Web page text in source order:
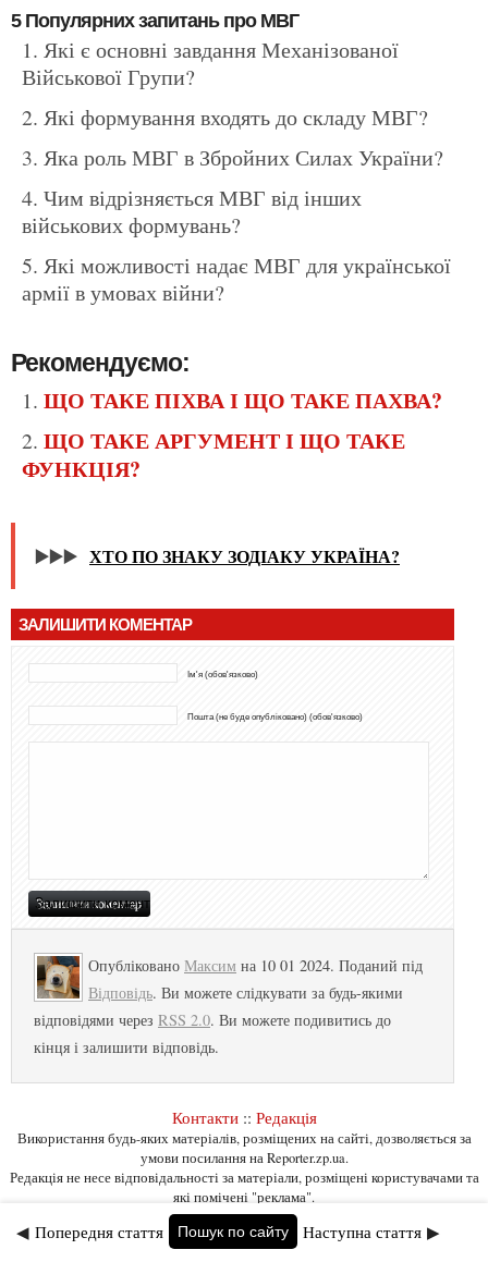
5 Популярних запитань про МВГ
Які є основні завдання Механізованої
Військової Групи?
Які формування входять до складу МВГ?
Яка роль МВГ в Збройних Силах України?
Чим відрізняється МВГ від інших
військових формувань?
Які можливості надає МВГ для української
армії в умовах війни?
Рекомендуємо:
ЩО ТАКЕ ПІХВА І ЩО ТАКЕ ПАХВА?
ЩО ТАКЕ АРГУМЕНТ І ЩО ТАКЕ
ФУНКЦІЯ?
▶️▶️▶️ ХТО ПО ЗНАКУ ЗОДІАКУ УКРАЇНА?
ЗАЛИШИТИ КОМЕНТАР
Ім'я (обов'язково)
Пошта (не буде опубліковано) (обов'язково)
Опубліковано Максим на 10 01 2024. Поданий під
Відповідь. Ви можете слідкувати за будь-якими
відповідями через RSS 2.0. Ви можете подивитись до
кінця і залишити відповідь.
◀ Попередня стаття Пошук по сайту Наступна стаття ▶
Контакти:: Редакція
Використання будь-яких матеріалів, розміщених на сайті, дозволяється за
умови посилання на Reporter.zp.ua.
Редакція не несе відповідальності за матеріали, розміщені користувачами та
які помічені "реклама".
Сантехнік Умань